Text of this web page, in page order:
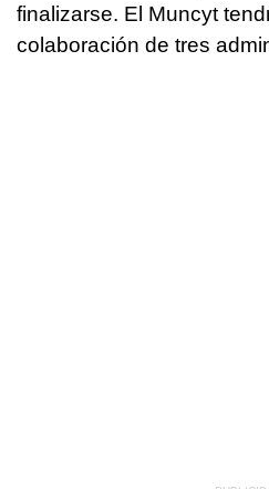
finalizarse. El Muncyt
colaboración de tres